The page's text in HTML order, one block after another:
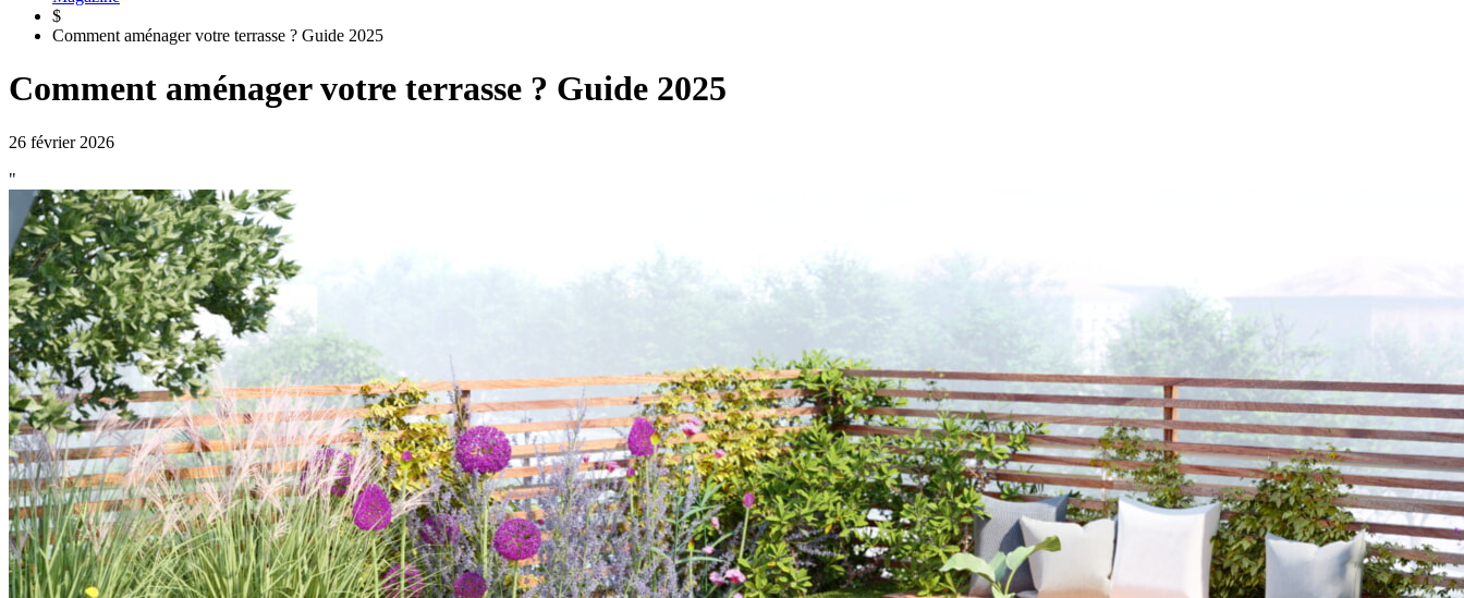
$
Comment aménager votre terrasse ? Guide 2025
Comment aménager votre terrasse ? Guide 2025
26 février 2026
"